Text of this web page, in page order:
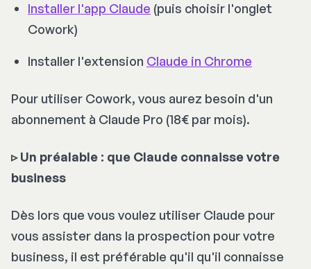
Installer l'app Claude (puis choisir l'onglet
Cowork)
Installer l'extension Claude in Chrome
Pour utiliser Cowork, vous aurez besoin d'un
abonnement à Claude Pro (18€ par mois).
▹ Un préalable : que Claude connaisse votre
business
Dès lors que vous voulez utiliser Claude pour
vous assister dans la prospection pour votre
business, il est préférable qu'il qu'il connaisse